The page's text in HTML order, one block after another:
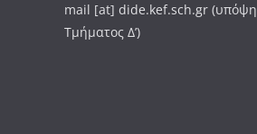
mail [at] dide.kef.sch.gr (υπόψη
Τμήματος Δ’)